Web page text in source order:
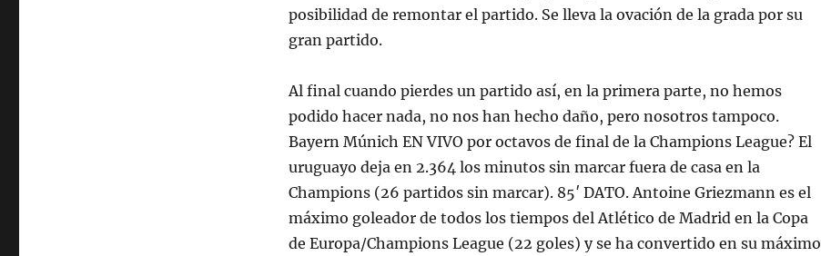
posibilidad de remontar el partido. Se lleva la ovación de la grada por su
gran partido.
Al final cuando pierdes un partido así, en la primera parte, no hemos
podido hacer nada, no nos han hecho daño, pero nosotros tampoco.
Bayern Múnich EN VIVO por octavos de final de la Champions League? El
uruguayo deja en 2.364 los minutos sin marcar fuera de casa en la
Champions (26 partidos sin marcar). 85′ DATO. Antoine Griezmann es el
máximo goleador de todos los tiempos del Atlético de Madrid en la Copa
de Europa/Champions League (22 goles) y se ha convertido en su máximo